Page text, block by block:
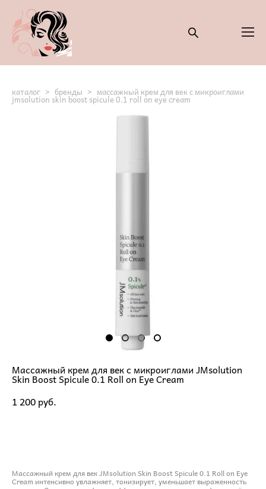
каталог > бренды > массажный крем для век с микроиглами
jmsolution skin boost spicule 0.1 roll on eye cream
Массажный крем для век с микроиглами JMsolution
Skin Boost Spicule 0.1 Roll on Eye Cream
1 200 pуб.
Массажный крем для век JMsolution Skin Boost Spicule 0.1 Roll on Eye
Cream интенсивно увлажняет, тонизирует, уменьшает выраженность